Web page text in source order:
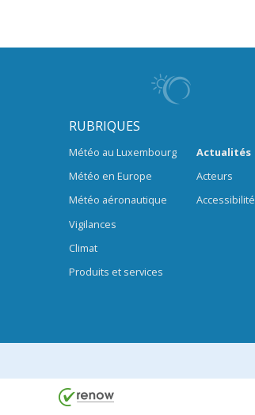
RUBRIQUES
Météo au Luxembourg
Météo en Europe
Météo aéronautique
Vigilances
Climat
Produits et services
Actualités
Acteurs
Accessibilité